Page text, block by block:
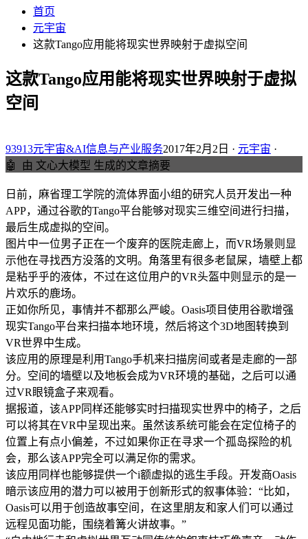
首页
元宇宙
这款Tango应用能将现实世界映射于虚拟空间
这款Tango应用能将现实世界映射于虚拟
空间
93913元宇宙&AI信息与产业服务2017年2月2日 · 元宇宙 ·
🤖
由 文心大模型 生成的文章摘要
日前，麻省理工学院的流体界面小组的研究人员开发出一种
APP，通过谷歌的Tango平台能够对现实三维空间进行扫描，
最后生成虚拟的空间。
图片中一位男子正在一个废弃的医院走廊上，而VR场景则显
示他在寻找西方没落的文明。角落里有很多老鼠屎，墙壁上都
是粘乎乎的液体，不过在这位用户的VR头盔中则显示的是一
片欢乐的鹿场。
正如你所见，事情并不都那么严峻。Oasis项目使用谷歌增强
现实Tango平台来扫描本地环境，然后将这个3D地图转换到
VR世界中生成。
该应用的原理是利用Tango手机来扫描房间或者是走廊的一部
分。空间的墙壁以及地板会成为VR环境的基础，之后可以通
过VR眼镜盒子来观看。
据报道，该APP同样还能够实时扫描现实世界中的椅子，之后
可以将其在VR中呈现出来。虽然该系统可能会在定位椅子的
位置上有点小偏差，不过如果你正在寻求一个孤岛探险的机
会，那么该APP完全可以满足你的需求。
该应用同样也能够提供一个i额虚拟的逃生手段。开发商Oasis
暗示该应用的潜力可以被用于创新形式的叙事体验：“比如，
Oasis可以用于创造故事空间，在这里朋友和家人们可以通过
远程见面功能，围绕着篝火讲故事。”